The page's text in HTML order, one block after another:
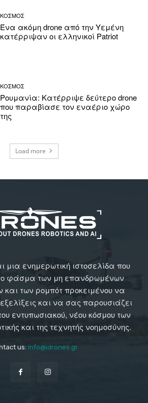
ΚΟΣΜΟΣ
Ένα ακόμη drone από την Υεμένη
κατέρριψαν οι ελληνικοί Patriot
ΚΟΣΜΟΣ
Ρουμανία: Κατέρριψε δεύτερο drone
που παραβίασε τον εναέριο χώρο
της
Load more
μια ενημερωτική ιστοσελίδα που
φάσμα των μη επανδρωμένων
και των ρομπότ προκειμένου να
και να σας παρουσιάζει
εντυπωσιακού, νέου κόσμου των
και της τεχνητής νοημοσύνης.
us: info@idrones.gr